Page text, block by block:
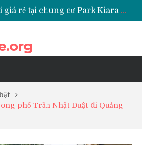
Taxi tải giá rẻ tại chung cư Park Kiara Hà Đông
Taxi tải giá rẻ tại chung cư Grande Park Phú Lãm
phố Trần Nhật Duật đi Quảng